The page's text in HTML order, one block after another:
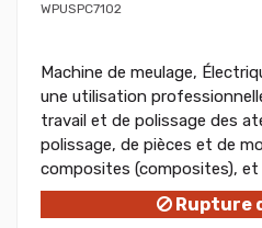
WPUSPC7102
Machine de meulage,
une utilisation
travail et de polissage des
polissage, de pièces et de
composites (composites), et
Rupture